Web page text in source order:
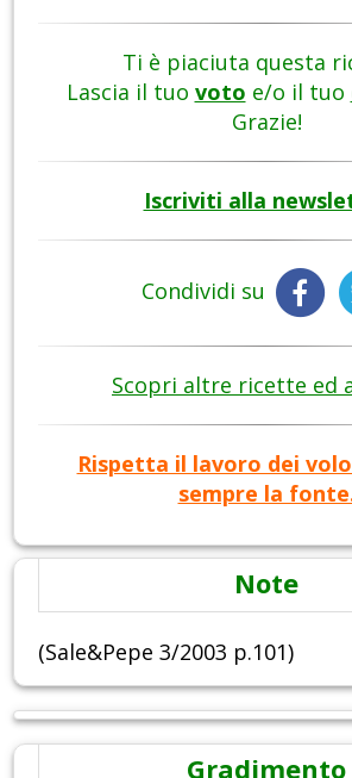
Ti è piaciuta questa
Lascia il tuo voto e/o il tuo
Grazie!
Iscriviti alla
Condividi su
Scopri altre ricette ed
Rispetta il lavoro dei
sempre la
Note
(Sale&Pepe 3/2003 p.101)
Gradimento